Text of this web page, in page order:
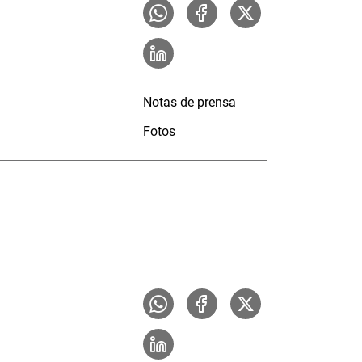
Notas de prensa
Fotos